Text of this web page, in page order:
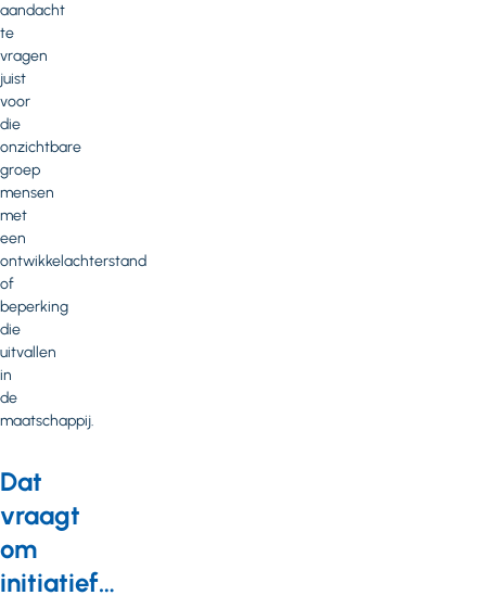
aandacht
te
vragen
juist
voor
die
onzichtbare
groep
mensen
met
een
ontwikkelachterstand
of
beperking
die
uitvallen
in
de
maatschappij.
Dat
vraagt
om
initiatief…